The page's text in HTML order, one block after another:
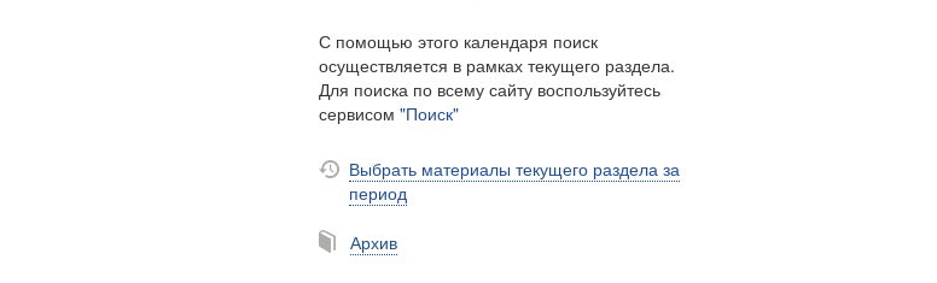
С помощью этого календаря поиск
осуществляется в рамках текущего раздела.
Для поиска по всему сайту воспользуйтесь
сервисом "Поиск"
Выбрать материалы текущего раздела за
период
Архив